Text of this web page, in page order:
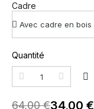
Cadre
Quantité
64,00 €34,00 €